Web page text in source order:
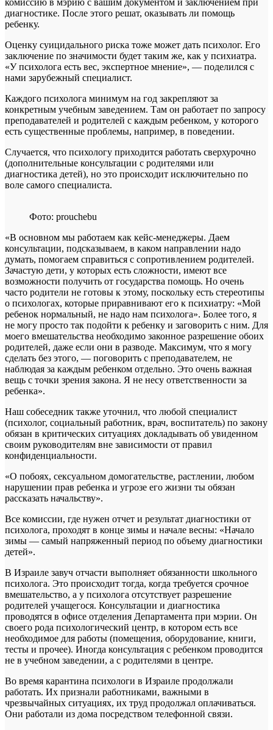
диагностике. После этого решат, оказывать ли помощь
ребенку.
Оценку суицидального риска тоже может дать психолог. Его
заключение по значимости будет таким же, как у психиатра.
«У психолога есть вес, экспертное мнение», — поделился с
нами зарубежный специалист.
Каждого психолога минимум на год закрепляют за
конкретным учебным заведением. Там он работает по запросу
преподавателей и родителей с каждым ребенком, у которого
есть существенные проблемы, например, в поведении.
Случается, что психологу приходится работать сверхурочно
(дополнительные консультации с родителями или
диагностика детей), но это происходит исключительно по
воле самого специалиста.
Фото: prouchebu
«В основном мы работаем как кейс-менеджеры. Даем
консультации, подсказываем, в каком направлении надо
думать, помогаем справиться с сопротивлением родителей.
Зачастую дети, у которых есть сложности, имеют все
возможности получить от государства помощь. Но очень
часто родители не готовы к этому, поскольку есть стереотипы
о психологах, которые приравнивают его к психиатру: «Мой
ребенок нормальный, не надо нам психолога». Более того, я
не могу просто так подойти к ребенку и заговорить с ним. Для
моего вмешательства необходимо законное разрешение обоих
родителей, даже если они в разводе. Максимум, что я могу
сделать без этого, — поговорить с преподавателем, не
наблюдая за каждым ребенком отдельно. Это очень важная
вещь с точки зрения закона. Я не несу ответственности за
ребенка».
Наш собеседник также уточнил, что любой специалист
(психолог, социальный работник, врач, воспитатель) по закону
обязан в критических ситуациях докладывать об увиденном
своим руководителям вне зависимости от правил
конфиденциальности.
«О побоях, сексуальном домогательстве, растлении, любом
нарушении прав ребенка и угрозе его жизни ты обязан
рассказать начальству».
Все комиссии, где нужен отчет и результат диагностики от
психолога, проходят в конце зимы и начале весны: «Начало
зимы — самый напряженный период по объему диагностики
детей».
В Израиле завуч отчасти выполняет обязанности школьного
психолога. Это происходит тогда, когда требуется срочное
вмешательство, а у психолога отсутствует разрешение
родителей учащегося. Консультации и диагностика
проводятся в офисе отделения Департамента при мэрии. Он
своего рода психологический центр, в котором есть все
необходимое для работы (помещения, оборудование, книги,
тесты и прочее). Иногда консультация с ребенком проводится
не в учебном заведении, а с родителями в центре.
Во время карантина психологи в Израиле продолжали
работать. Их признали работниками, важными в
чрезвычайных ситуациях, их труд продолжал оплачиваться.
Они работали из дома посредством телефонной связи.